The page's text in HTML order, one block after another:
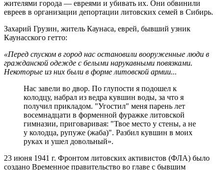
жителями города — евреями и убивать их. Они обвинили
евреев в организации депортации литовских семей в Сибирь.
Захарий Грузин, житель Каунаса, еврей, бывший узник
Каунасского гетто:
«Перед спуском в город нас остановили вооруженные люди в
гражданской одежде с белыми нарукавными повязками.
Некоторые из них были в форме литовской армии...
Нас завели во двор. По глупости я подошел к
колодцу, набрал из ведра кувшин воды, за что я
получил прикладом. "Угостил" меня парень лет
восемнадцати в форменной фуражке литовской
гимназии, приговаривая: "Твое место у стены, а не
у колодца, рупуже (жаба)". Разбил кувшин в моих
руках и ушел довольный».
23 июня 1941 г. Фронтом литовских активистов (ФЛА) было
создано Временное правительство во главе с бывшим